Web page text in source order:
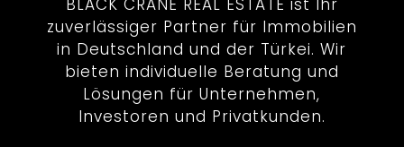
zuverlässiger Partner für Immobilien
in Deutschland und der Türkei. Wir
bieten individuelle Beratung und
Lösungen für Unternehmen,
Investoren und Privatkunden.